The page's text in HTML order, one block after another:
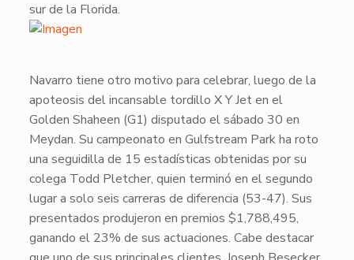
sur de la Florida.
​Navarro tiene otro motivo para celebrar, luego de la
apoteosis del incansable tordillo X Y Jeten el
Golden Shaheen (G1) disputado el sábado 30 en
Meydan. Su campeonato en Gulfstream Parkha roto
una seguidilla de 15 estadísticas obtenidas por su
colega Todd Pletcher, quien terminó en el segundo
lugar a solo seis carreras de diferencia (53-47). Sus
presentados produjeron en premios $1,788,495,
ganando el 23% de sus actuaciones. Cabe destacar